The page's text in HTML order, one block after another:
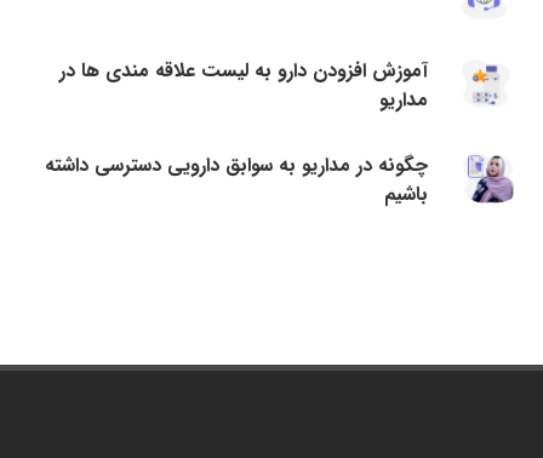
آموزش افزودن دارو به لیست علاقه مندی ها در
مداریو
چگونه در مداریو به سوابق دارویی دسترسی داشته
باشیم